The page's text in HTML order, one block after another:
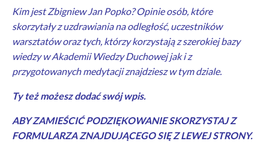
Kim jest Zbigniew Jan Popko? Opinie osób, które
skorzytały zuzdrawiania na odległość, uczestników
warsztatóworaz tych, którzy korzystają z szerokiej bazy
wiedzy wAkademii Wiedzy Duchowejjak i z
przygotowanychmedytacjiznajdziesz w tym dziale.
Ty też możesz dodać swój wpis.
ABY ZAMIEŚCIĆ PODZIĘKOWANIE SKORZYSTAJ Z
FORMULARZA ZNAJDUJĄCEGO SIĘ Z LEWEJ STRONY.